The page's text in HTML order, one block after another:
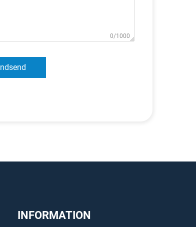
0/1000
Indsend
INFORMATION